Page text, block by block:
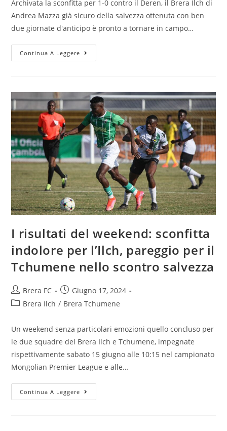
Archivata la sconfitta per 1-0 contro il Deren, il Brera Ilch di
Andrea Mazza già sicuro della salvezza ottenuta con ben
due giornate d'anticipo è pronto a tornare in campo…
Continua A Leggere
I risultati del weekend: sconfitta
indolore per l’Ilch, pareggio per il
Tchumene nello scontro salvezza
Brera FC
Giugno 17, 2024
Brera Ilch / Brera Tchumene
Un weekend senza particolari emozioni quello concluso per
le due squadre del Brera Ilch e Tchumene, impegnate
rispettivamente sabato 15 giugno alle 10:15 nel campionato
Mongolian Premier League e alle…
Continua A Leggere